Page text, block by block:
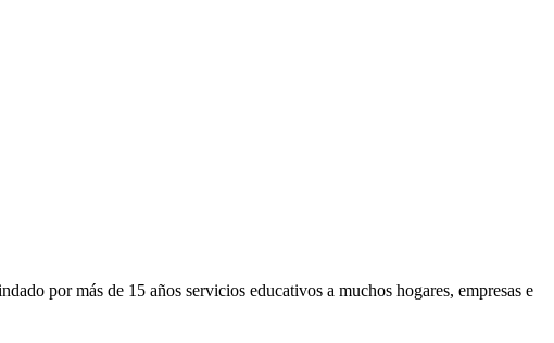
por más de 15 años servicios educativos a muchos hogares, empresas e